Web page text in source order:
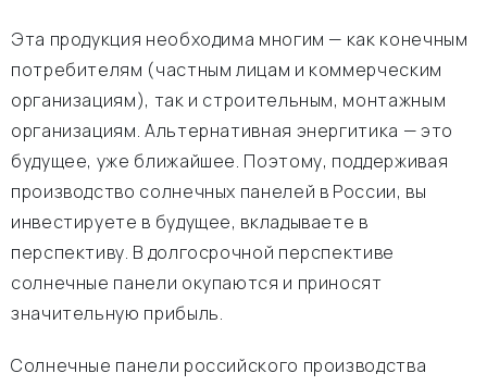
Эта продукция необходима многим — как конечным
потребителям (частным лицам и коммерческим
организациям), так и строительным, монтажным
организациям. Альтернативная энергитика — это
будущее, уже ближайшее. Поэтому, поддерживая
производство солнечных панелей в России, вы
инвестируете в будущее, вкладываете в
перспективу. В долгосрочной перспективе
солнечные панели окупаются и приносят
значительную прибыль.
Солнечные панели российского производства